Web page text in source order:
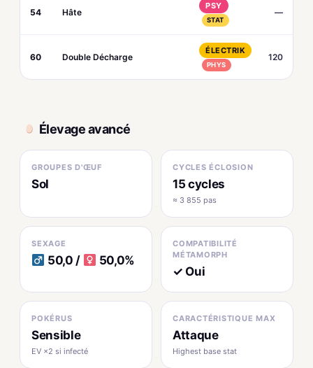
54 Hâte
PSY
STAT
—
60 Double Décharge
ÉLECTRIK
PHYS
120
Élevage avancé
GROUPES D'ŒUF
Sol
CYCLES ÉCLOSION
15 cycles
≈ 3 855 pas
SEXAGE
50,0 / 50,0%
COMPATIBILITÉ
MÉTAMORPH
✓ Oui
POKÉRUS
Sensible
EV ×2 si infecté
CARACTÉRISTIQUE MAX
Attaque
Highest base stat